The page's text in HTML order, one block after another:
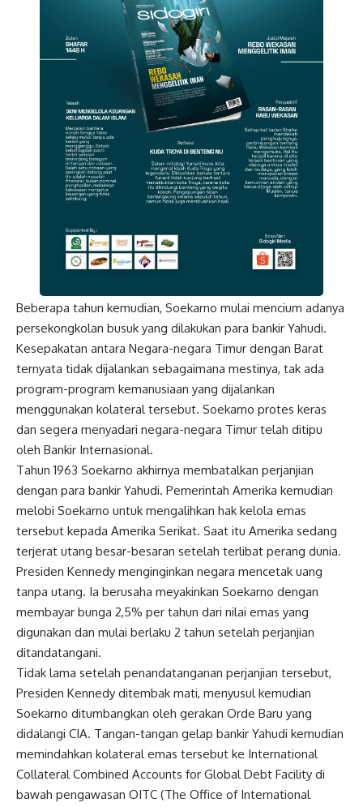
Beberapa tahun kemudian, Soekarno mulai mencium adanya
persekongkolan busuk yang dilakukan para bankir Yahudi.
Kesepakatan antara Negara-negara Timur dengan Barat
ternyata tidak dijalankan sebagaimana mestinya, tak ada
program-program kemanusiaan yang dijalankan
menggunakan kolateral tersebut. Soekarno protes keras
dan segera menyadari negara-negara Timur telah ditipu
oleh Bankir Internasional.
Tahun 1963 Soekarno akhirnya membatalkan perjanjian
dengan para bankir Yahudi. Pemerintah Amerika kemudian
melobi Soekarno untuk mengalihkan hak kelola emas
tersebut kepada Amerika Serikat. Saat itu Amerika sedang
terjerat utang besar-besaran setelah terlibat perang dunia.
Presiden Kennedy menginginkan negara mencetak uang
tanpa utang. Ia berusaha meyakinkan Soekarno dengan
membayar bunga 2,5% per tahun dari nilai emas yang
digunakan dan mulai berlaku 2 tahun setelah perjanjian
ditandatangani.
Tidak lama setelah penandatanganan perjanjian tersebut,
Presiden Kennedy ditembak mati, menyusul kemudian
Soekarno ditumbangkan oleh gerakan Orde Baru yang
didalangi CIA. Tangan-tangan gelap bankir Yahudi kemudian
memindahkan kolateral emas tersebut ke International
Collateral Combined Accounts for Global Debt Facility di
bawah pengawasan OITC (The Office of International